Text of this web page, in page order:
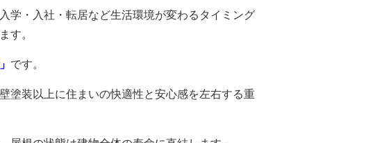
学・入社・転居など生活環境が変わるタイミング
す。
です。
塗装以上に住まいの快適性と安心感を左右する重